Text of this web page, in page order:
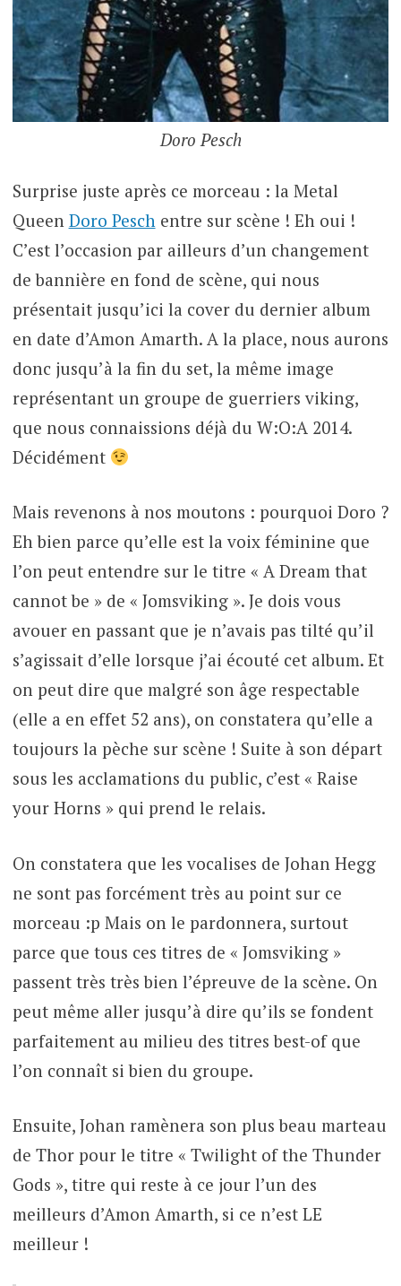
Doro Pesch
Surprise juste après ce morceau : la Metal
Queen Doro Pesch entre sur scène ! Eh oui !
C’est l’occasion par ailleurs d’un changement
de bannière en fond de scène, qui nous
présentait jusqu’ici la cover du dernier album
en date d’Amon Amarth. A la place, nous aurons
donc jusqu’à la fin du set, la même image
représentant un groupe de guerriers viking,
que nous connaissions déjà du W:O:A 2014.
Décidément
Mais revenons à nos moutons : pourquoi Doro ?
Eh bien parce qu’elle est la voix féminine que
l’on peut entendre sur le titre « A Dream that
cannot be » de « Jomsviking ». Je dois vous
avouer en passant que je n’avais pas tilté qu’il
s’agissait d’elle lorsque j’ai écouté cet album. Et
on peut dire que malgré son âge respectable
(elle a en effet 52 ans), on constatera qu’elle a
toujours la pèche sur scène ! Suite à son départ
sous les acclamations du public, c’est « Raise
your Horns » qui prend le relais.
On constatera que les vocalises de Johan Hegg
ne sont pas forcément très au point sur ce
morceau :p Mais on le pardonnera, surtout
parce que tous ces titres de « Jomsviking »
passent très très bien l’épreuve de la scène. On
peut même aller jusqu’à dire qu’ils se fondent
parfaitement au milieu des titres best-of que
l’on connaît si bien du groupe.
Ensuite, Johan ramènera son plus beau marteau
de Thor pour le titre « Twilight of the Thunder
Gods », titre qui reste à ce jour l’un des
meilleurs d’Amon Amarth, si ce n’est LE
meilleur !